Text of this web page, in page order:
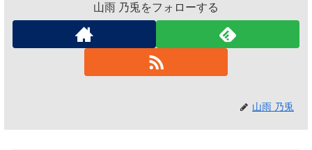
山雨 乃兎をフォローする
山雨 乃兎